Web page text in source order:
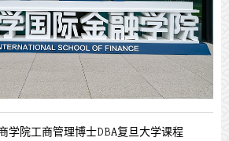
学院工商管理博士DBA复旦大学课程